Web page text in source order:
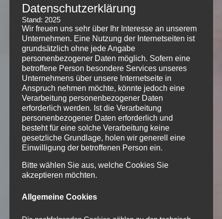
Datenschutzerklärung
Stand: 2025
Wir freuen uns sehr über Ihr Interesse an unserem
Unternehmen. Eine Nutzung der Internetseiten ist
grundsätzlich ohne jede Angabe
personenbezogener Daten möglich. Sofern eine
betroffene Person besondere Services unseres
Unternehmens über unsere Internetseite in
Anspruch nehmen möchte, könnte jedoch eine
Verarbeitung personenbezogener Daten
erforderlich werden. Ist die Verarbeitung
personenbezogener Daten erforderlich und
besteht für eine solche Verarbeitung keine
gesetzliche Grundlage, holen wir generell eine
Einwilligung der betroffenen Person ein.
Bitte wählen Sie aus, welche Cookies Sie
akzeptieren möchten.
Allgemeine Cookies